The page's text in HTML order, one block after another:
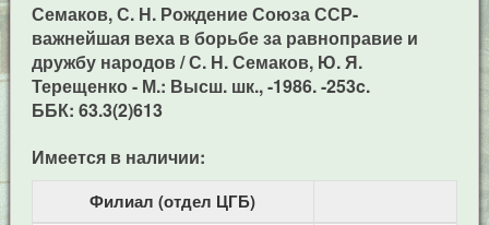
Семаков, С. Н. Рождение Союза ССР-
важнейшая веха в борьбе за равноправие и
дружбу народов / С. Н. Семаков, Ю. Я.
Терещенко - М.: Высш. шк., -1986. -253c.
ББК: 63.3(2)613
Имеется в наличии:
Филиал (отдел ЦГБ)